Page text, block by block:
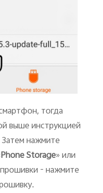
тогда
выше инструкцией
Затем нажмите
Phone Storage» или
- нажмите